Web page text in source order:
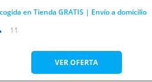
en Tienda GRATIS | Envío a domicilio
11
VER OFERTA